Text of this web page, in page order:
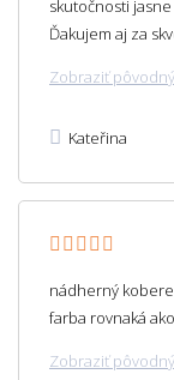
skutočnosti
Ďakujem aj za
Zobraziť pôvodný
Kateřina
nádherný
farba rovnaká
Zobraziť pôvodný